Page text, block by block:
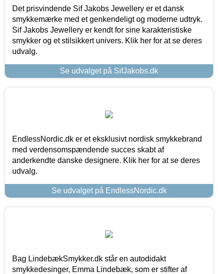
Det prisvindende Sif Jakobs Jewellery er et dansk
smykkemærke med et genkendeligt og moderne udtryk.
Sif Jakobs Jewellery er kendt for sine karakteristiske
smykker og et stilsikkert univers. Klik her for at se deres
udvalg.
Se udvalget på SifJakobs.dk
EndlessNordic.dk er et eksklusivt nordisk smykkebrand
med verdensomspændende succes skabt af
anderkendte danske designere. Klik her for at se deres
udvalg.
Se udvalget på EndlessNordic.dk
Bag LindebækSmykker.dk står en autodidakt
smykkedesinger, Emma Lindebæk, som er stifter af